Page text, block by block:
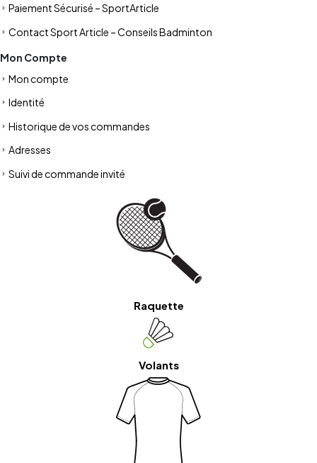
Paiement Sécurisé – SportArticle
Contact Sport Article – Conseils Badminton
Mon Compte
Mon compte
Identité
Historique de vos commandes
Adresses
Suivi de commande invité
Raquette
Volants